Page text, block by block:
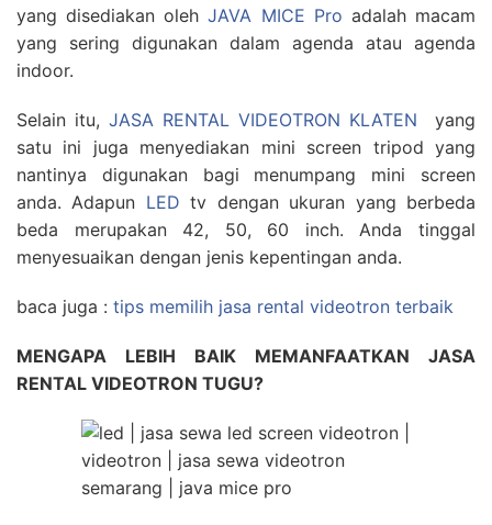
yang disediakan olehJAVA MICE Pro adalah macam
yang sering digunakan dalam agenda atau agenda
indoor.
Selain itu, JASA RENTAL VIDEOTRON KLATEN yang
satu ini juga menyediakan mini screen tripod yang
nantinya digunakan bagi menumpang mini screen
anda. Adapun LED tv dengan ukuran yang berbeda
beda merupakan 42, 50, 60 inch. Anda tinggal
menyesuaikan dengan jenis kepentingan anda.
baca juga : tips memilih jasa rental videotron terbaik
MENGAPA LEBIH BAIK MEMANFAATKAN JASA
RENTAL VIDEOTRON TUGU?